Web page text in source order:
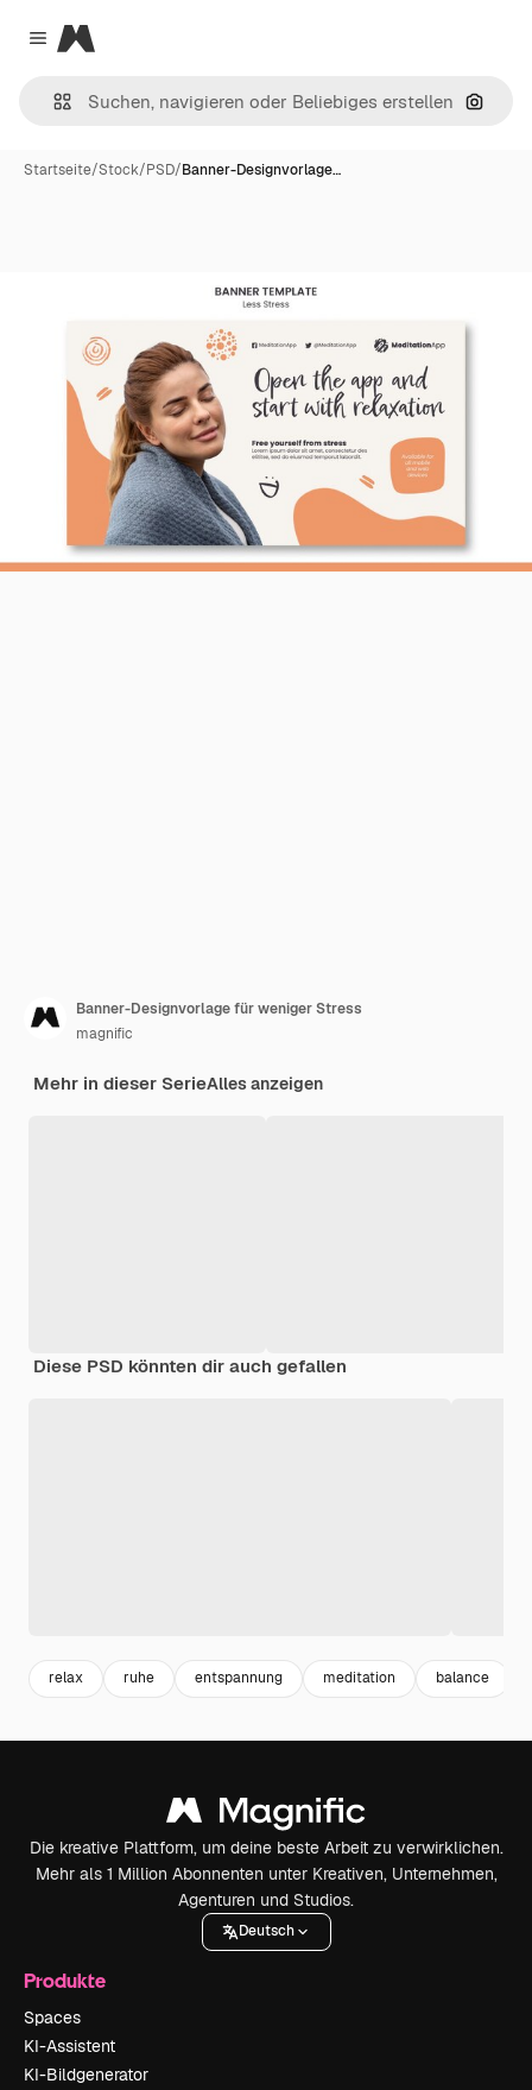
Close menu
Magnific
Nach
Startseite/Stock/PSD/Banner-Designvorlage…
Banner-Designvorlage für weniger Stress
magnific
Mehr in dieser SerieAlles anzeigen
Diese PSD könnten dir auch gefallen
relax ruhe entspannung meditation balance
Die kreative Plattform, um deine beste Arbeit zu verwirklichen.
Mehr als 1 Million Abonnenten unter Kreativen, Unternehmen,
Agenturen und Studios.
Deutsch
Produkte
Spaces
KI-Assistent
KI-Bildgenerator